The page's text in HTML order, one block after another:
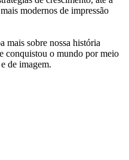
modernos de impressão
mais sobre nossa história
conquistou o mundo por meio
de imagem.